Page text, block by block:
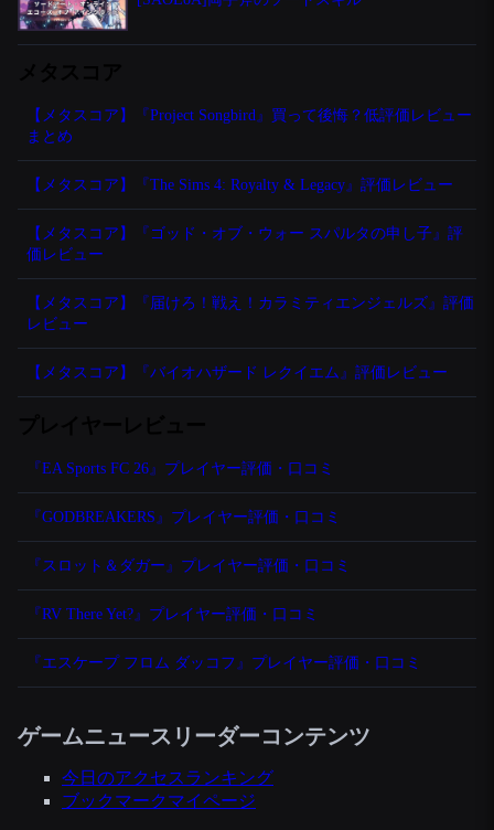
【メタスコア】『Project Songbird』買って後悔？低評価レビュー
まとめ
【メタスコア】『The Sims 4: Royalty & Legacy』評価レビュー
【メタスコア】『ゴッド・オブ・ウォー スパルタの申し子』評
価レビュー
【メタスコア】『届けろ！戦え！カラミティエンジェルズ』評価
レビュー
【メタスコア】『バイオハザード レクイエム』評価レビュー
『EA Sports FC 26』プレイヤー評価・口コミ
『GODBREAKERS』プレイヤー評価・口コミ
『スロット＆ダガー』プレイヤー評価・口コミ
『RV There Yet?』プレイヤー評価・口コミ
『エスケープ フロム ダッコフ』プレイヤー評価・口コミ
ゲームニュースリーダーコンテンツ
今日のアクセスランキング
ブックマークマイページ